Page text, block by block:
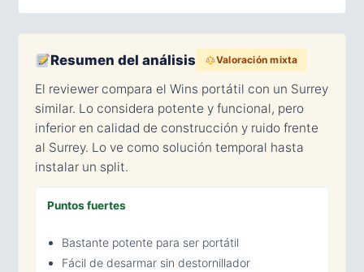
Resumen del análisis Valoración mixta
El reviewer compara el Wins portátil con un Surrey
similar. Lo considera potente y funcional, pero
inferior en calidad de construcción y ruido frente
al Surrey. Lo ve como solución temporal hasta
instalar un split.
Puntos fuertes
Bastante potente para ser portátil
Fácil de desarmar sin destornillador